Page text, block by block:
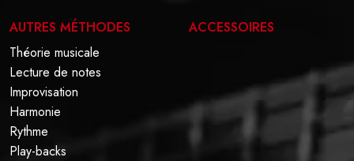
AUTRES MÉTHODES
Théorie musicale
Lecture de notes
Improvisation
Harmonie
Rythme
Play-backs
ACCESSOIRES